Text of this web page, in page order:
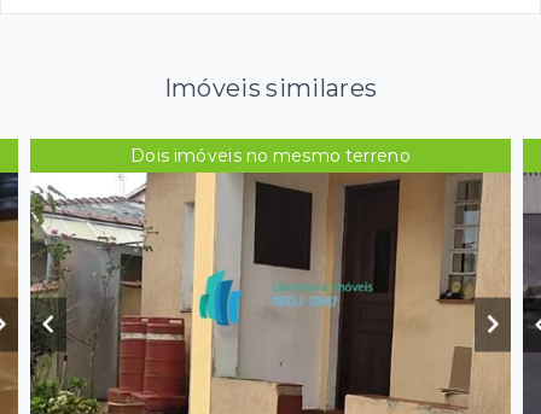
Imóveis similares
Dois imóveis no mesmo terreno